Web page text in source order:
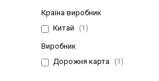
Країна виробник
Китай
1
Виробник
Дорожня карта
1